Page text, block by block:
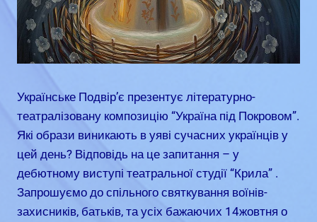
Українське Подвір’є презентує літературно-
театралізовану композицію “Україна під Покровом”.
Які образи виникають в уяві сучасних українців у
цей день? Відповідь на це запитання – у
дебютному виступі театральної студії “Крила” .
Запрошуємо до спільного святкування воїнів-
захисників, батьків, та усіх бажаючих 14жовтня о